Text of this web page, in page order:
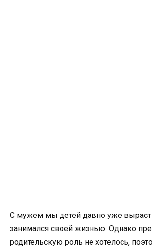
С мужем мы детей давно уже
занимался своей жизнью. Однако
родительскую роль не хотелось,